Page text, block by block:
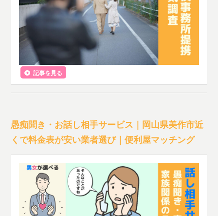
記事を見る
愚痴聞き・お話し相手サービス｜岡山県美作市近
くで料金表が安い業者選び｜便利屋マッチング